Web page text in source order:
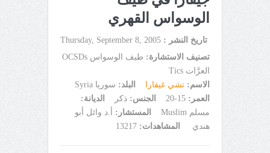
الوسواس القهري
تاريخ النشر : Thursday, September 8, 2005
تصنيف الاستشارة:
طيف الوسواس OCSDs
العرَّات Tics
الاسم: تشي غيفارا البلد: سوريا Syria
العمر: 15-20 الجنس: ذكر
الديانة:
مسلم Muslim
المستشار:
أ.د وائل أبو
هندي
المشاهدات: 13217